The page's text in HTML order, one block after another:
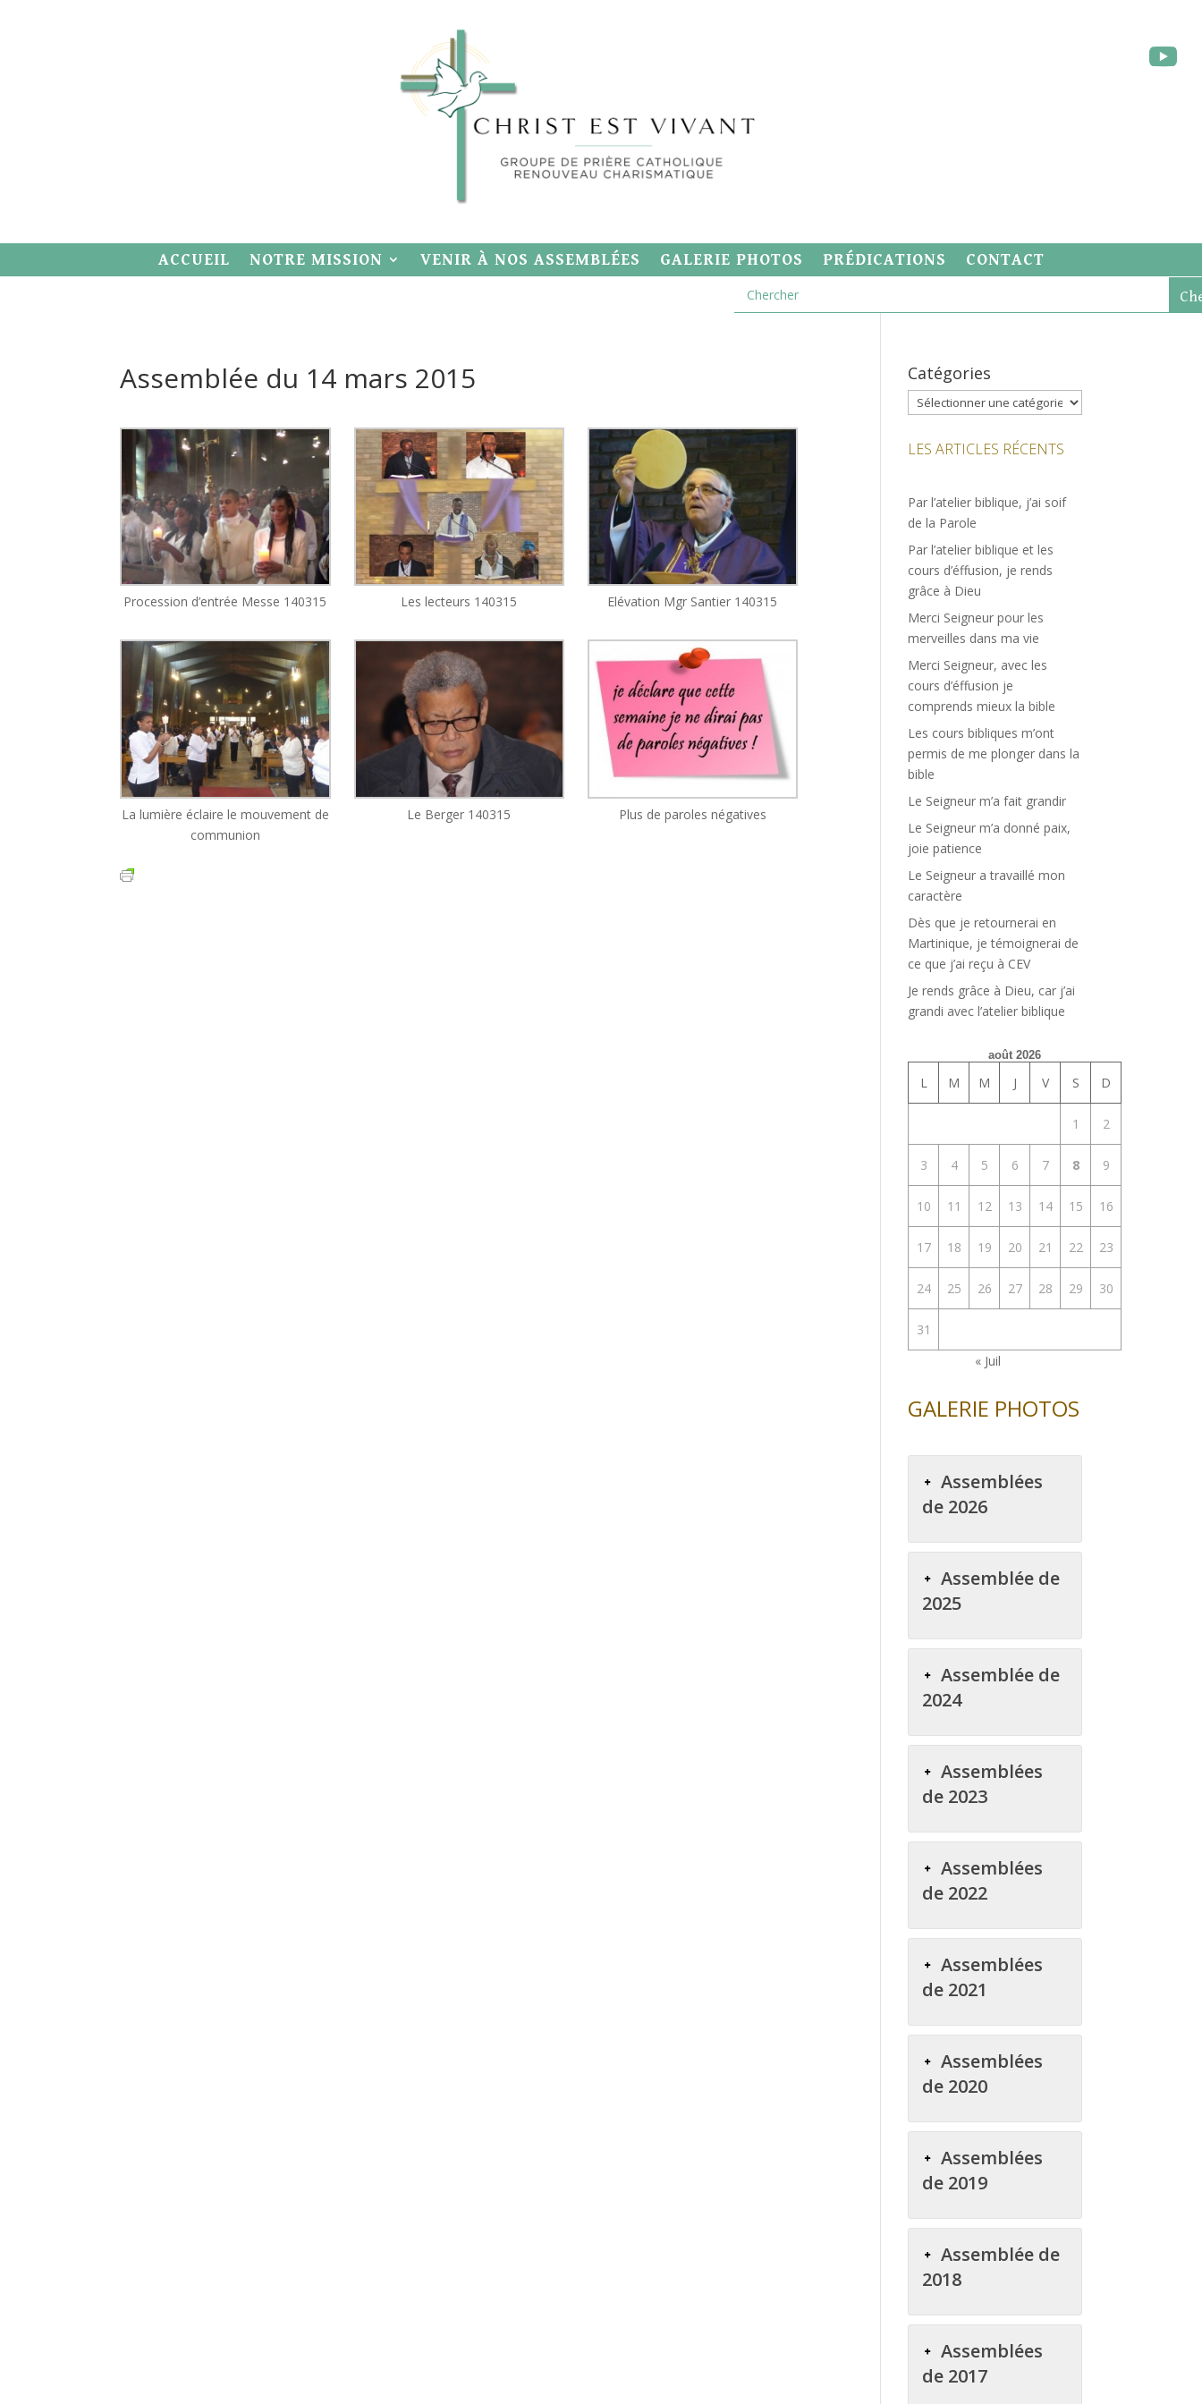
ACCUEIL NOTRE MISSION VENIR À NOS ASSEMBLÉES GALERIE PHOTOS PRÉDICATIONS CONTACT
Assemblée du 14 mars 2015
Procession d’entrée Messe 140315 Les lecteurs 140315 Elévation Mgr Santier 140315
La lumière éclaire le mouvement de
communion
Le Berger 140315 Plus de paroles négatives
Catégories
Catégories
LES ARTICLES RÉCENTS
Par l’atelier biblique, j’ai soif
de la Parole
Par l’atelier biblique et les
cours d’éffusion, je rends
grâce à Dieu
Merci Seigneur pour les
merveilles dans ma vie
Merci Seigneur, avec les
cours d’éffusion je
comprends mieux la bible
Les cours bibliques m’ont
permis de me plonger dans la
bible
Le Seigneur m’a fait grandir
Le Seigneur m’a donné paix,
joie patience
Le Seigneur a travaillé mon
caractère
Dès que je retournerai en
Martinique, je témoignerai de
ce que j’ai reçu à CEV
Je rends grâce à Dieu, car j’ai
grandi avec l’atelier biblique
août 2026
L M M J V S D
1 2
3 4 5 6 7 8 9
10 11 12 13 14 15 16
17 18 19 20 21 22 23
24 25 26 27 28 29 30
31
« Juil
GALERIE PHOTOS
Assemblées
de 2026
Assemblée de
2025
Assemblée de
2024
Assemblées
de 2023
Assemblées
de 2022
Assemblées
de 2021
Assemblées
de 2020
Assemblées
de 2019
Assemblée de
2018
Assemblées
de 2017